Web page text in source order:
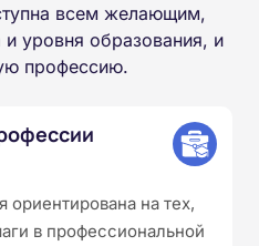
всем желающим,
и уровня образования, и
профессию.
на тех,
в профессиональной